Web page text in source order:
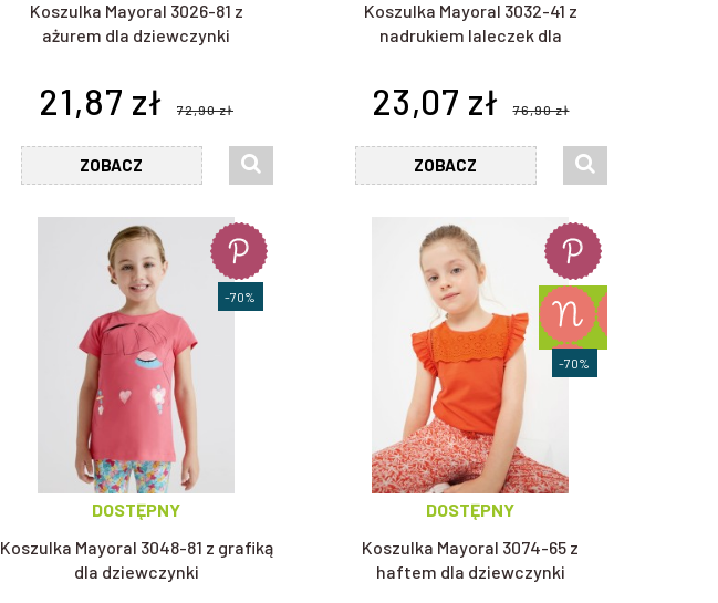
Koszulka Mayoral 3026-81 z
ażurem dla dziewczynki
21,87 zł 72,90 zł
ZOBACZ
Koszulka Mayoral 3032-41 z
nadrukiem laleczek dla
23,07 zł 76,90 zł
ZOBACZ
DOSTĘPNY
Koszulka Mayoral 3048-81 z grafiką
dla dziewczynki
-70%
DOSTĘPNY
Koszulka Mayoral 3074-65 z
haftem dla dziewczynki
-70%